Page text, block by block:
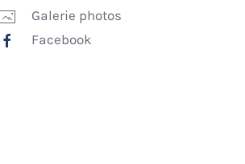
Galerie photos
Facebook